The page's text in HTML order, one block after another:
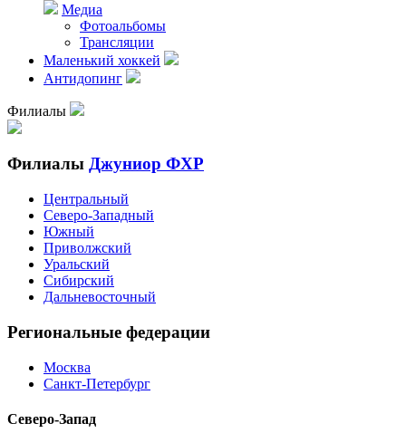
Медиа
Фотоальбомы
Трансляции
Маленький хоккей
Антидопинг
Филиалы
Филиалы Джуниор ФХР
Центральный
Северо-Западный
Южный
Приволжский
Уральский
Сибирский
Дальневосточный
Региональные федерации
Москва
Санкт-Петербург
Северо-Запад